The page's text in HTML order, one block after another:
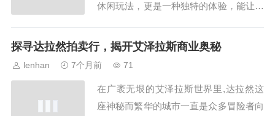
休闲玩法，更是一种独特的体验，能让玩
湾，钓鱼也有着丰厚的奖励，无论是美味
详细介绍一下Wow钓鱼攻略，入门准备
在开始钓鱼之...
探寻达拉然拍卖行，揭开艾泽拉斯商业奥秘
lenhan 7个月前 71
在广袤无垠的艾泽拉斯世界里,达拉然这
座神秘而繁华的城市一直是众多冒险者向